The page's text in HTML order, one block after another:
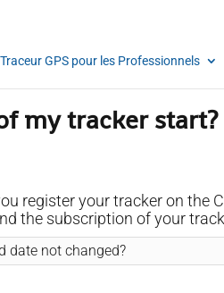
Traceur GPS pour les Professionnels
my tracker start?
register your tracker on the
the subscription of your
date not changed?